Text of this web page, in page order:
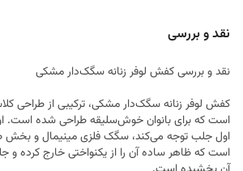
دوچندان کرده و باعث می‌شود به‌راحتی با انواع
این کفش با قالب استاندارد و طراحی ارگونومیک،
فراهم می‌کند و برای محیط کار، دانشگاه، خرید و
گزینه‌ای مناسب است.
نقد و بررسی
نقد و بررسی کفش لوفر زنانه سگک‌دار مشکی
کفش لوفر زنانه سگک‌دار مشکی، ترکیبی از طراحی
است که برای بانوان خوش‌سلیقه طراحی شده است.
اول جلب توجه می‌کند، سگک فلزی مینیمال و بخش
است که ظاهر ساده آن را از یکنواختی خارج کرده